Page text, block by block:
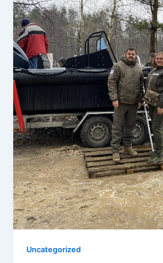
Очищення району бойових дій
Знешкодження (знищення) ВНП
Інформування населення
Uncategorized